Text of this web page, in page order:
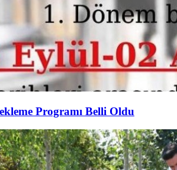
Programı Belli Oldu